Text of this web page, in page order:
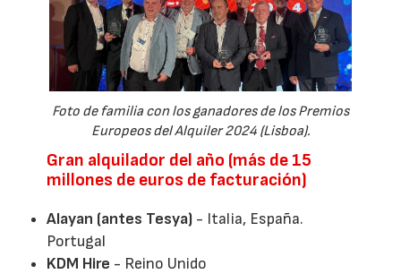
Foto de familia con los ganadores de los Premios
Europeos del Alquiler 2024 (Lisboa).
Gran alquilador del año (más de 15
millones de euros de facturación)
Alayan (antes Tesya) - Italia, España.
Portugal
KDM Hire - Reino Unido